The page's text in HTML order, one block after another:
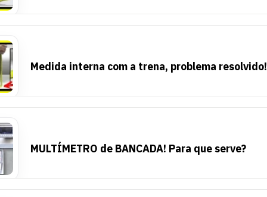
Medida interna com a trena, problema resolvido!
MULTÍMETRO de BANCADA! Para que serve?